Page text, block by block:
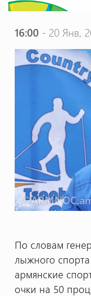
16:00- 20 Янв,
По словам
лыжного
армянские
очки на 50